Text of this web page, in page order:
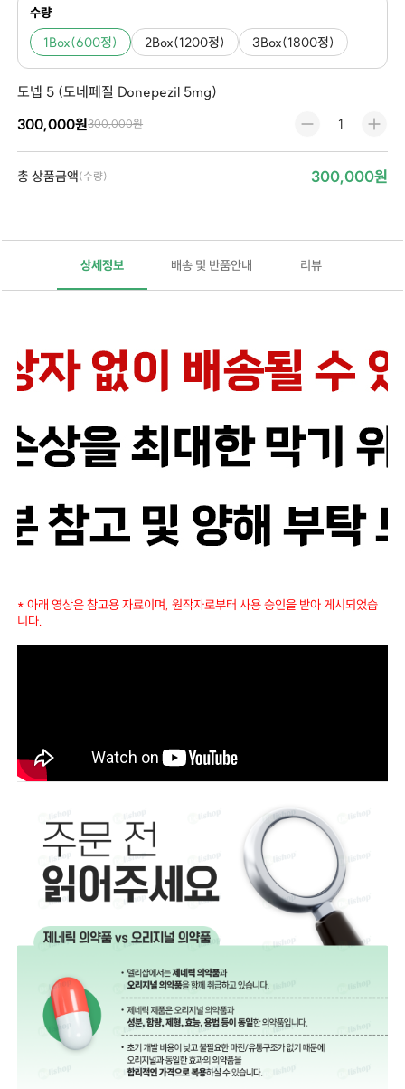
수량
1Box(600정) 2Box(1200정) 3Box(1800정)
도넵 5 (도네페질 Donepezil 5mg)
300,000원300,000원
총 상품금액(수량) 300,000원
상세정보 배송 및 반품안내 리뷰
* 아래 영상은 참고용 자료이며, 원작자로부터 사용 승인을 받아 게시되었습
니다.